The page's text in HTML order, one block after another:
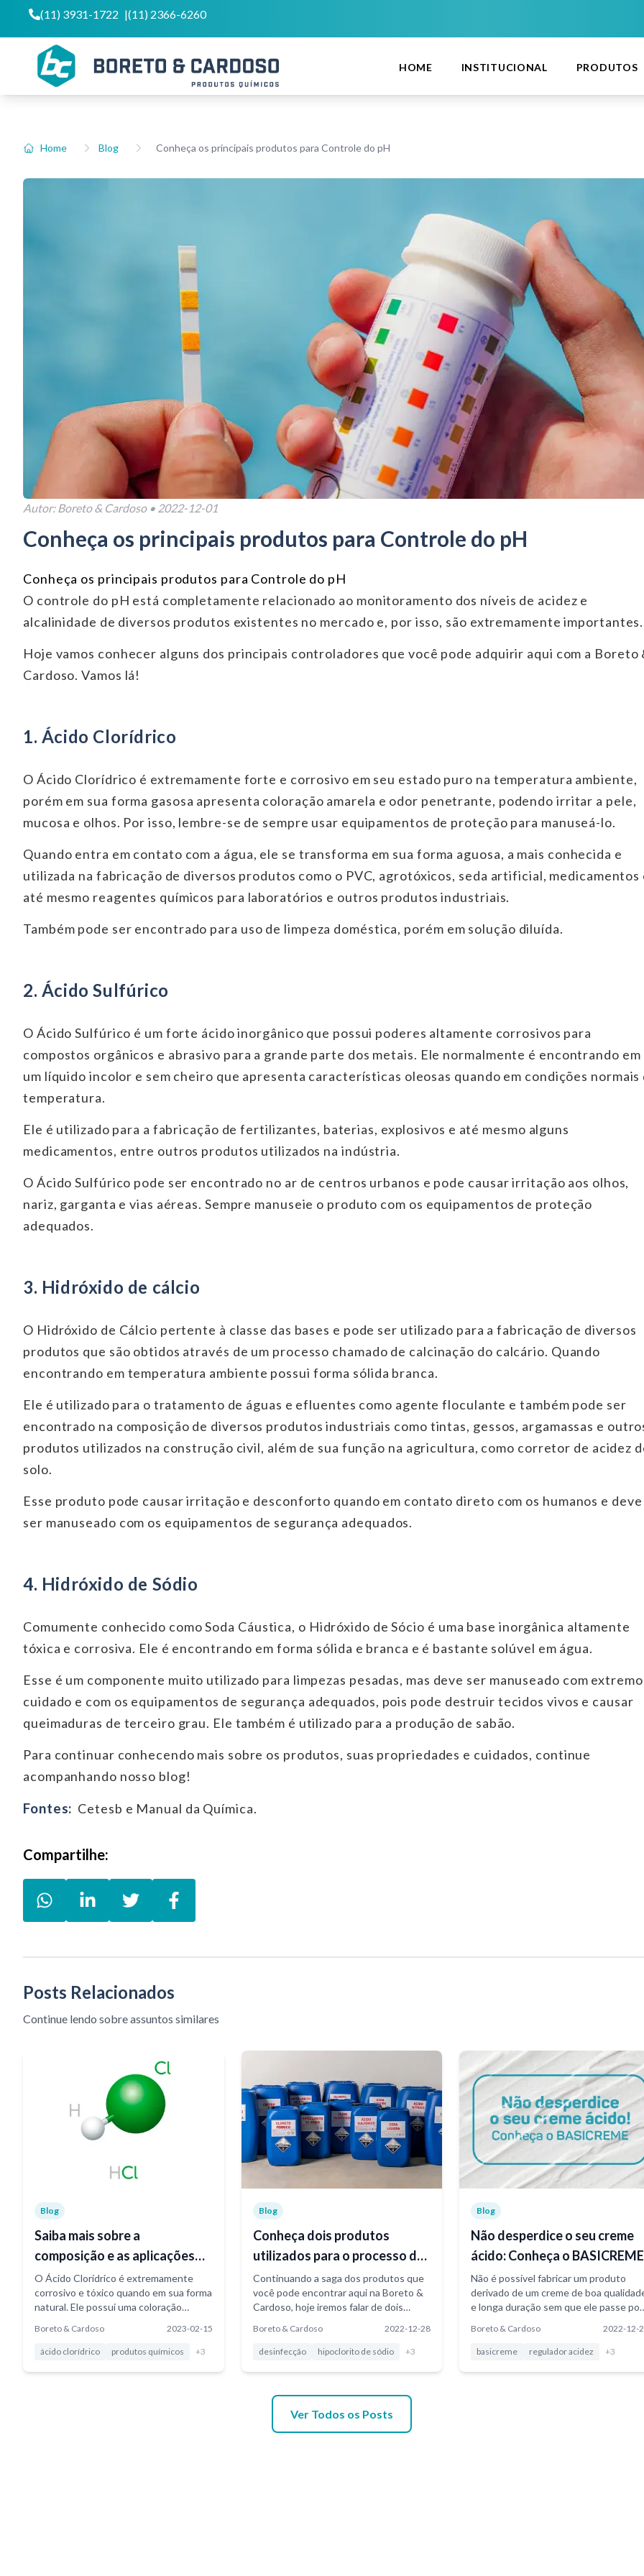
(11) 3931-1722 |(11) 2366-6260
HOME INSTITUCIONAL PRODUTOS
Home Blog Conheça os principais produtos para Controle do pH
Autor: Boreto & Cardoso• 2022-12-01
Conheça os principais produtos para Controle do pH
Conheça os principais produtos para Controle do pH
O controle do pH está completamente relacionado ao monitoramento dos níveis de acidez e
alcalinidade de diversos produtos existentes no mercado e, por isso, são extremamente importantes.
Hoje vamos conhecer alguns dos principais controladores que você pode adquirir aqui com a Boreto
Cardoso. Vamos lá!
1. Ácido Clorídrico
O Ácido Clorídrico é extremamente forte e corrosivo em seu estado puro na temperatura ambiente,
porém em sua forma gasosa apresenta coloração amarela e odor penetrante, podendo irritar a pele,
mucosa e olhos. Por isso, lembre-se de sempre usar equipamentos de proteção para manuseá-lo.
Quando entra em contato com a água, ele se transforma em sua forma aguosa, a mais conhecida e
utilizada na fabricação de diversos produtos como o PVC, agrotóxicos, seda artificial, medicamentos
até mesmo reagentes químicos para laboratórios e outros produtos industriais.
Também pode ser encontrado para uso de limpeza doméstica, porém em solução diluída.
2. Ácido Sulfúrico
O Ácido Sulfúrico é um forte ácido inorgânico que possui poderes altamente corrosivos para
compostos orgânicos e abrasivo para a grande parte dos metais. Ele normalmente é encontrando em
um líquido incolor e sem cheiro que apresenta características oleosas quando em condições normais
temperatura.
Ele é utilizado para a fabricação de fertilizantes, baterias, explosivos e até mesmo alguns
medicamentos, entre outros produtos utilizados na indústria.
O Ácido Sulfúrico pode ser encontrado no ar de centros urbanos e pode causar irritação aos olhos,
nariz, garganta e vias aéreas. Sempre manuseie o produto com os equipamentos de proteção
adequados.
3. Hidróxido de cálcio
O Hidróxido de Cálcio pertente à classe das bases e pode ser utilizado para a fabricação de diversos
produtos que são obtidos através de um processo chamado de calcinação do calcário. Quando
encontrando em temperatura ambiente possui forma sólida branca.
Ele é utilizado para o tratamento de águas e efluentes como agente floculante e também pode ser
encontrado na composição de diversos produtos industriais como tintas, gessos, argamassas e
produtos utilizados na construção civil, além de sua função na agricultura, como corretor de acidez
solo.
Esse produto pode causar irritação e desconforto quando em contato direto com os humanos e deve
ser manuseado com os equipamentos de segurança adequados.
4. Hidróxido de Sódio
Comumente conhecido como Soda Cáustica, o Hidróxido de Sócio é uma base inorgânica altamente
tóxica e corrosiva. Ele é encontrando em forma sólida e branca e é bastante solúvel em água.
Esse é um componente muito utilizado para limpezas pesadas, mas deve ser manuseado com extremo
cuidado e com os equipamentos de segurança adequados, pois pode destruir tecidos vivos e causar
queimaduras de terceiro grau. Ele também é utilizado para a produção de sabão.
Para continuar conhecendo mais sobre os produtos, suas propriedades e cuidados, continue
acompanhando nosso blog!
Fontes: Cetesb e Manual da Química.
Compartilhe:
WhatsApp Boreto & Cardoso Produtos Químicos
LinkedIn Boreto & Cardoso Produtos Químicos
Twitter Boreto & Cardoso Produtos Químicos
Facebook Boreto & Cardoso Produtos Químicos
Posts Relacionados
Continue lendo sobre assuntos similares
Blog
Saiba mais sobre a
composição e as aplicações
do Ácido Clorídrico
O Ácido Clorídrico é extremamente
corrosivo e tóxico quando em sua forma
natural. Ele possui uma coloração
Boreto & Cardoso 2023-02-15
ácido clorídrico produtos químicos +3
Blog
Conheça dois produtos
utilizados para o processo de
desinfecção
Continuando a saga dos produtos que
você pode encontrar aqui na Boreto &
Cardoso, hoje iremos falar de dois
desinfecção...
Boreto & Cardoso 2022-12-28
desinfecção hipoclorito de sódio +3
Blog
Não desperdice o seu creme
ácido: Conheça o BASICREME
Não é possível fabricar um produto
derivado de um creme de boa
e longa duração sem que ele passe por
Boreto & Cardoso 2022-12-
basicreme regulador acidez +3
Ver Todos os Posts